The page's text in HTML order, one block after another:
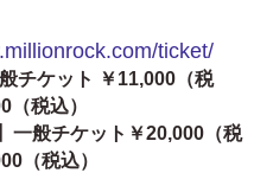
ticket/
チケット ￥11,000（税
税込）
ケット￥20,000（税
（税込）